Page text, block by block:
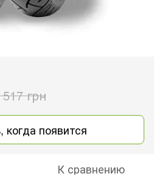
грн
появится
К сравнению